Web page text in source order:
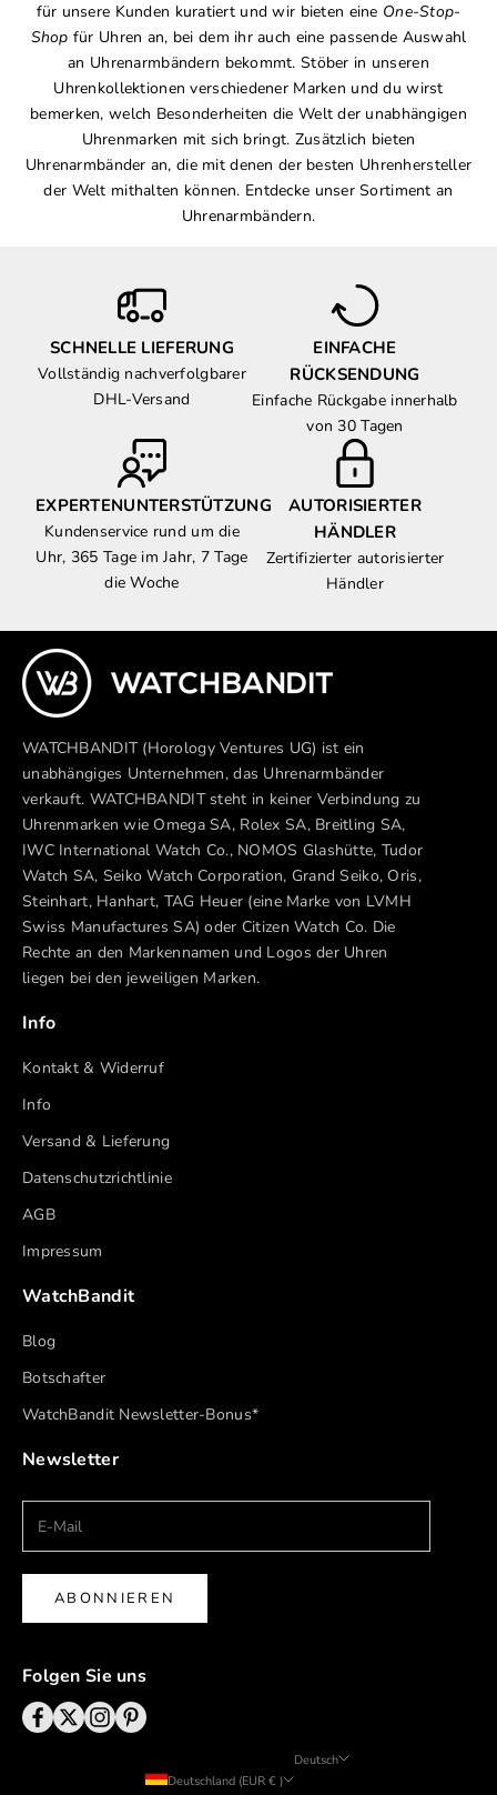
für unsere Kunden kuratiert und wir bieten eine One-Stop-
Shop für Uhren an, bei dem ihr auch eine passende Auswahl
an Uhrenarmbändern bekommt. Stöber in unseren
Uhrenkollektionen verschiedener Marken und du wirst
bemerken, welch Besonderheiten die Welt der unabhängigen
Uhrenmarken mit sich bringt. Zusätzlich bieten
Uhrenarmbänder an, die mit denen der besten Uhrenhersteller
der Welt mithalten können. Entdecke unser Sortiment an
Uhrenarmbändern.
SCHNELLE LIEFERUNG
Vollständig nachverfolgbarer
DHL-Versand
EINFACHE
RÜCKSENDUNG
Einfache Rückgabe innerhalb
von 30 Tagen
EXPERTENUNTERSTÜTZUNG
Kundenservice rund um die
Uhr, 365 Tage im Jahr, 7 Tage
die Woche
AUTORISIERTER
HÄNDLER
Zertifizierter autorisierter
Händler
WATCHBANDIT (Horology Ventures UG) ist ein
unabhängiges Unternehmen, das Uhrenarmbänder
verkauft. WATCHBANDIT steht in keiner Verbindung zu
Uhrenmarken wie Omega SA, Rolex SA, Breitling SA,
IWC International Watch Co., NOMOS Glashütte, Tudor
Watch SA, Seiko Watch Corporation, Grand Seiko, Oris,
Steinhart, Hanhart, TAG Heuer (eine Marke von LVMH
Swiss Manufactures SA) oder Citizen Watch Co. Die
Rechte an den Markennamen und Logos der Uhren
liegen bei den jeweiligen Marken.
Info
Kontakt & Widerruf
Info
Versand & Lieferung
Datenschutzrichtlinie
AGB
Impressum
WatchBandit
Blog
Botschafter
WatchBandit Newsletter-Bonus*
Newsletter
ABONNIEREN
Folgen Sie uns
Deutschland (EUR € )
Deutsch